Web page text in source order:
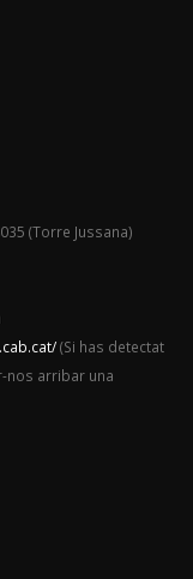
(Torre Jussana)
(Si has detectat
nos arribar una